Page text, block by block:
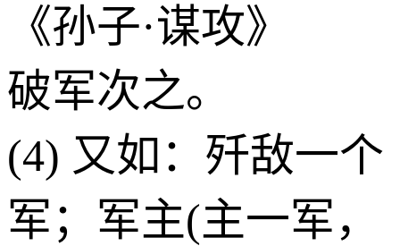
《孙子·谋攻》
破军次之。
(4) 又如：歼敌一个
军；军主(主一军，